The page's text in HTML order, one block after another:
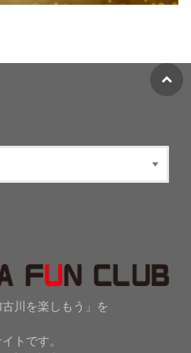
川を楽しもう」を
トです。